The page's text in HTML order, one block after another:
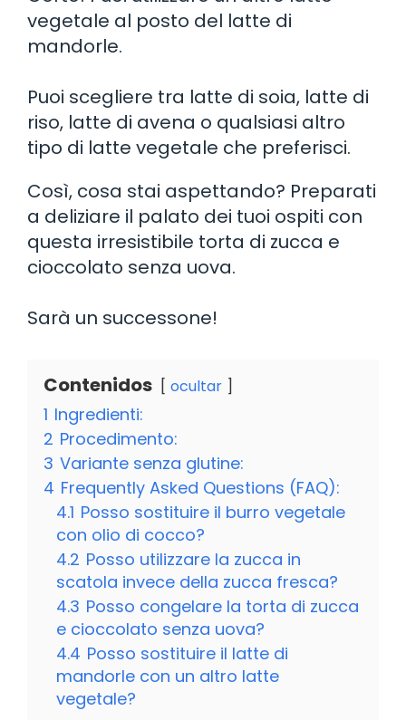
vegetale al posto del latte di
mandorle.
Puoi scegliere tra latte di soia, latte di
riso, latte di avena o qualsiasi altro
tipo di latte vegetale che preferisci.
Così, cosa stai aspettando? Preparati
a deliziare il palato dei tuoi ospiti con
questa irresistibile torta di zucca e
cioccolato senza uova.
Sarà un successone!
Contenidos ocultar
1 Ingredienti:
2 Procedimento:
3 Variante senza glutine:
4 Frequently Asked Questions (FAQ):
4.1 Posso sostituire il burro vegetale
con olio di cocco?
4.2 Posso utilizzare la zucca in
scatola invece della zucca fresca?
4.3 Posso congelare la torta di zucca
e cioccolato senza uova?
4.4 Posso sostituire il latte di
mandorle con un altro latte
vegetale?